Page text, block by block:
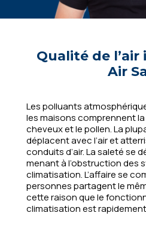
Qualité de
Air
Les polluants
les maisons comprennent
cheveux et le pollen. La
déplacent avec l’air et
conduits d’air. La saleté se
menant à l’obstruction des
climatisation. L’affaire se
personnes partagent le
cette raison que le
climatisation est